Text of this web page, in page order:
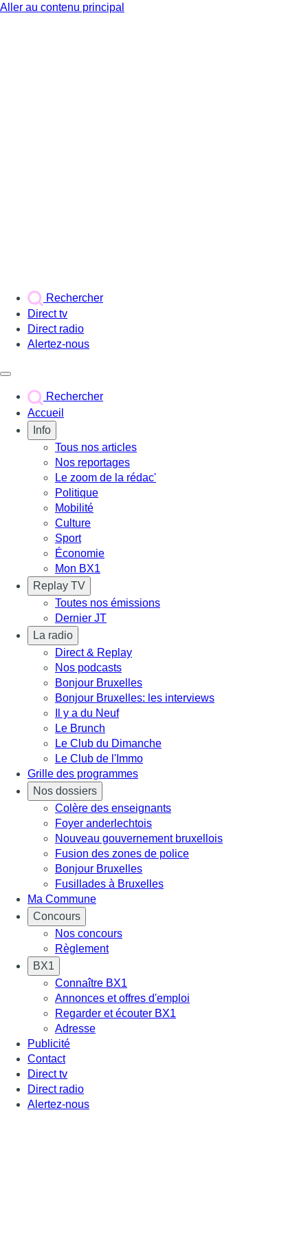
Aller au contenu principal
Rechercher
Direct tv
Direct radio
Alertez-nous
Rechercher
Accueil
Info
Tous nos articles
Nos reportages
Le zoom de la rédac'
Politique
Mobilité
Culture
Sport
Économie
Mon BX1
Replay TV
Toutes nos émissions
Dernier JT
La radio
Direct & Replay
Nos podcasts
Bonjour Bruxelles
Bonjour Bruxelles: les interviews
Il y a du Neuf
Le Brunch
Le Club du Dimanche
Le Club de l'Immo
Grille des programmes
Nos dossiers
Colère des enseignants
Foyer anderlechtois
Nouveau gouvernement bruxellois
Fusion des zones de police
Bonjour Bruxelles
Fusillades à Bruxelles
Ma Commune
Concours
Nos concours
Règlement
BX1
Connaître BX1
Annonces et offres d'emploi
Regarder et écouter BX1
Adresse
Publicité
Contact
Direct tv
Direct radio
Alertez-nous